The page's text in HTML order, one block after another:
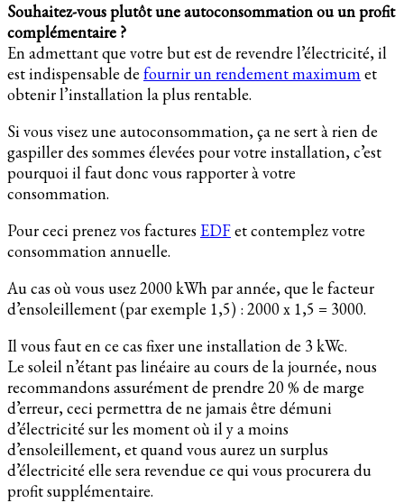
Souhaitez-vous plutôt une autoconsommation ou un profit
complémentaire ?
En admettant que votre but est de revendre l’électricité, il
est indispensable de fournir un rendement maximumet
obtenir l’installation la plus rentable.
Si vous visez une autoconsommation, ça ne sert à rien de
gaspiller des sommes élevées pour votre installation, c’est
pourquoi il faut donc vous rapporter à votre
consommation.
Pour ceci prenez vos factures EDFet contemplez votre
consommation annuelle.
Au cas où vous usez 2000 kWh par année, que le facteur
d’ensoleillement (par exemple 1,5) : 2000 x 1,5 = 3000.
Il vous faut en ce cas fixer une installation de 3 kWc.
Le soleil n’étant pas linéaire au cours de la journée, nous
recommandons assurément de prendre 20 % de marge
d’erreur, ceci permettra de ne jamais être démuni
d’électricité sur les moment où il y a moins
d’ensoleillement, et quand vous aurez un surplus
d’électricité elle sera revendue ce qui vous procurera du
profit supplémentaire.